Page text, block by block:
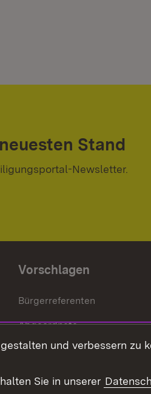
Stand
Newsletter.
Vorschlagen
Bürgerreferenten
Abgeordnete
Bürgerbeauftragte
und verbessern zu
Sie in unserer